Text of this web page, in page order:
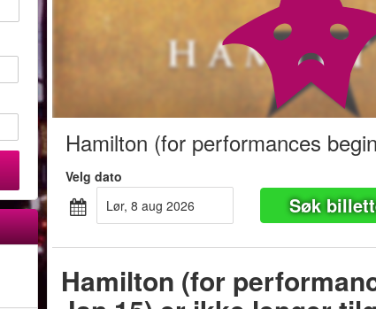
Hamilton (for performances
Velg dato
lør, 8 aug 2026
Søk
Hamilton (for